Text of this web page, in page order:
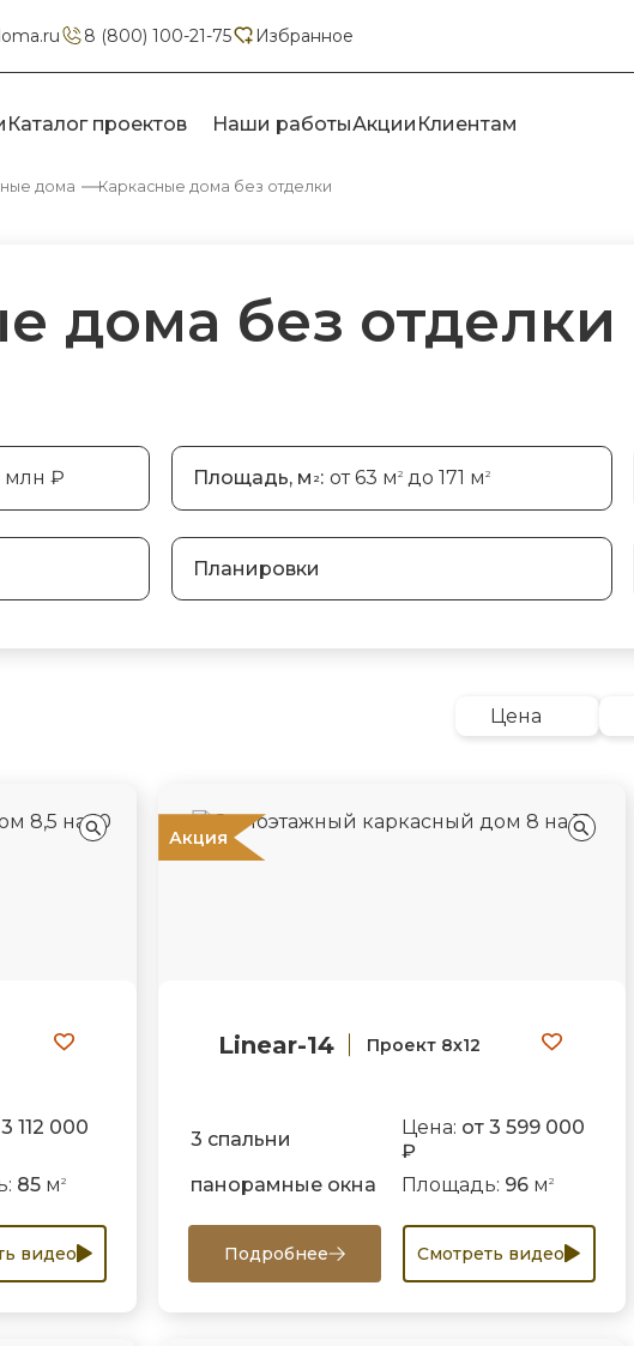
8 (800) 100-21-75 Избранное
Каталог проектов Наши работыАкции Клиентам
дома Каркасные дома без отделки
дома без отделки
млн ₽ Площадь, м 2 : от 63 м2 до 171 м2
Планировки
Цена
112 000
85м 2
видео
Акция
Linear-14 Проект 8х12
3 спальни
Цена: от 3 599 000
₽
панорамные окна
Площадь: 96 м2
Подробнее Смотреть видео